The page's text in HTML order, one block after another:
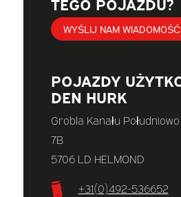
WYŚLIJ NAM WIADOMOŚĆ
POJAZDY
DEN HURK
Grobla Kanału
7B
5706 LD HELMOND
+31(0)492-536652